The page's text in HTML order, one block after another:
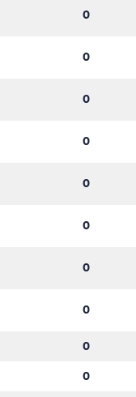
0
0
0
0
0
0
0
0
0
0